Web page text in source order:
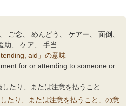
ご念、 めんどう、 ケアー、 面倒、
助、 ケア、 手当
aid」の意味
for or attending to someone or
たり、または注意を払うこと
たり、または注意を払うこと」の意